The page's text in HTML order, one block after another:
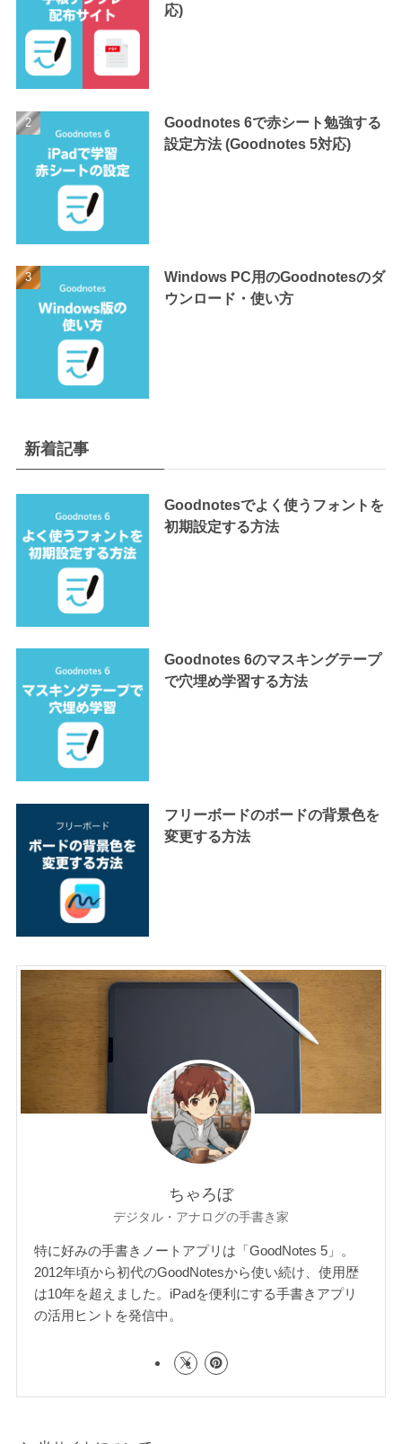
応)
Goodnotes 6で赤シート勉強する
設定方法 (Goodnotes 5対応)
Windows PC用のGoodnotesのダ
ウンロード・使い方
新着記事
Goodnotesでよく使うフォントを
初期設定する方法
Goodnotes 6のマスキングテープ
で穴埋め学習する方法
フリーボードのボードの背景色を
変更する方法
ちゃろぼ
デジタル・アナログの手書き家
特に好みの手書きノートアプリは「GoodNotes 5」。
2012年頃から初代のGoodNotesから使い続け、使用歴
は10年を超えました。iPadを便利にする手書きアプリ
の活用ヒントを発信中。